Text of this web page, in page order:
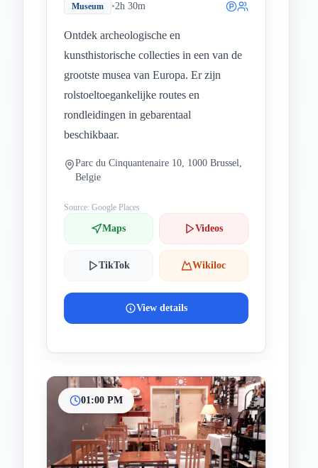
Museum •2h 30m
Ontdek archeologische en
kunsthistorische collecties in een van de
grootste musea van Europa. Er zijn
rolstoeltoegankelijke routes en
rondleidingen in gebarentaal
beschikbaar.
Parc du Cinquantenaire 10, 1000 Brussel,
Belgie
Source: Google Places
Maps Videos
TikTok Wikiloc
View details
01:00 PM